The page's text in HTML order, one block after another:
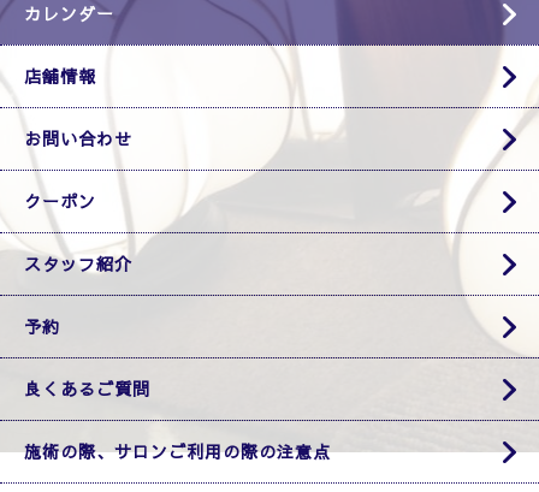
カレンダー
店舗情報
お問い合わせ
クーポン
スタッフ紹介
予約
良くあるご質問
施術の際、サロンご利用の際の注意点